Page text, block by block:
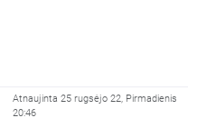
Atnaujinta 25 rugsėjo 22, Pirmadienis
20:46